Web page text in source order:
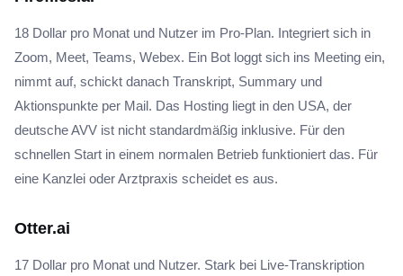
18 Dollar pro Monat und Nutzer im Pro-Plan. Integriert sich in
Zoom, Meet, Teams, Webex. Ein Bot loggt sich ins Meeting ein,
nimmt auf, schickt danach Transkript, Summary und
Aktionspunkte per Mail. Das Hosting liegt in den USA, der
deutsche AVV ist nicht standardmäßig inklusive. Für den
schnellen Start in einem normalen Betrieb funktioniert das. Für
eine Kanzlei oder Arztpraxis scheidet es aus.
Otter.ai
17 Dollar pro Monat und Nutzer. Stark bei Live-Transkription